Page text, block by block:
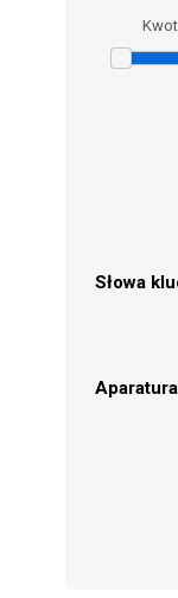
Słowa
Aparatura